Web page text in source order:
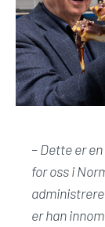
– Dette er
for oss i
er han